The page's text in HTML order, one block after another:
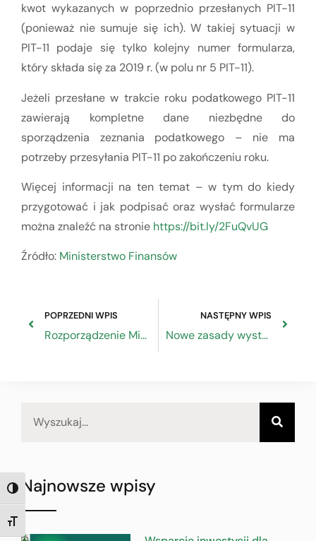
TOGGLE HIGH CONTRAST
TOGGLE FONT SIZE
kwot wykazanych w poprzednio przesłanych PIT-11
(ponieważ nie sumuje się ich). W takiej sytuacji w
PIT-11 podaje się tylko kolejny numer formularza,
który składa się za 2019 r. (w polu nr 5 PIT-11).
Jeżeli przesłane w trakcie roku podatkowego PIT-11
zawierają kompletne dane niezbędne do
sporządzenia zeznania podatkowego – nie ma
potrzeby przesyłania PIT-11 po zakończeniu roku.
Więcej informacji na ten temat – w tym do kiedy
przygotować i jak podpisać oraz wysłać formularze
można znaleźć na stronie https://bit.ly/2FuQvUG
Źródło: Ministerstwo Finansów
POPRZEDNI WPIS
Rozporządzenie Ministra Klimatu ws BDO
NASTĘPNY WPIS
Nowe zasady wystawiania faktur do paragonów
Najnowsze wpisy